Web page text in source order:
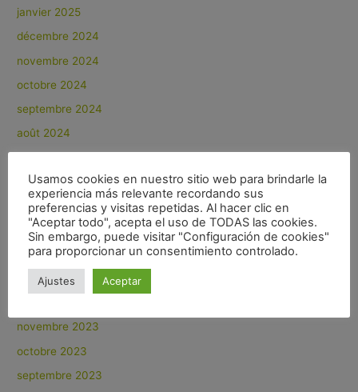
janvier 2025
décembre 2024
novembre 2024
octobre 2024
septembre 2024
août 2024
juin 2024
mai 2024
avril 2024
mars 2024
janvier 2024
novembre 2023
octobre 2023
septembre 2023
Usamos cookies en nuestro sitio web para brindarle la
experiencia más relevante recordando sus
preferencias y visitas repetidas. Al hacer clic en
"Aceptar todo", acepta el uso de TODAS las cookies.
Sin embargo, puede visitar "Configuración de cookies"
para proporcionar un consentimiento controlado.
Ajustes Aceptar